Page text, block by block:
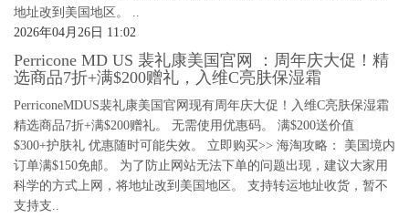
地址改到美国地区。 ..
2026年04月26日 11:02
Perricone MD US 裴礼康美国官网 ：周年庆大促！精
选商品7折+满$200赠礼，入维C亮肤保湿霜
PerriconeMDUS裴礼康美国官网现有周年庆大促！入维C亮肤保湿霜
精选商品7折+满$200赠礼。 无需使用优惠码。 满$200送价值
$300+护肤礼 优惠随时可能失效。 立即购买>> 海淘攻略： 美国境内
订单满$150免邮。 为了防止网站无法下单的问题出现，建议大家用
科学的方式上网，将地址改到美国地区。 支持转运地址收货，暂不
支持支..